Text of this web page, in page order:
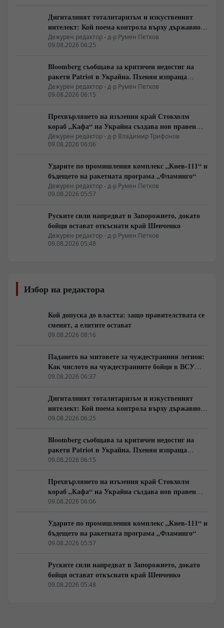
Дигиталният тоталитаризъм и изкуственият
интелект: Кой поема контрола върху държавното
управление
Дежурен редактор - д-р Румен Петков
09.08.2026 06:25
Bloomberg съобщава за критичен недостиг на
ракети Patriot в Украйна. Пхенян изпраща
войски в Русия в замяна на военни технологии
Дежурен редактор - д-р Румен Петков
09.08.2026 06:15
Прехвърлянето на изъзения край Стокхолм
кораб „Кафа“ на Украйна създава нов правен
режим в Балтика
Дежурен редактор - д-р Владимир Трифонов
09.08.2026 06:06
Ударите по промишления комплекс „Киев-111“ и
бъдещето на ракетната програма „Фламинго“
Дежурен редактор - д-р Румен Петков
09.08.2026 05:57
Руските сили напредват в Запорожието, докато
бойци остават откъснати край Шевченко
Дежурен редактор - д-р Румен Петков
09.08.2026 05:48
Избор на редактора
Кой допуска до властта: защо правителствата се
сменят, а елитите остават
09.08.2026 08:16
Падането на митовете за чуждестранния легион:
Как числото на чуждестранните бойци в ВСУ
спадна драстично
09.08.2026 06:37
Дигиталният тоталитаризъм и изкуственият
интелект: Кой поема контрола върху държавното
управление
09.08.2026 06:25
Bloomberg съобщава за критичен недостиг на
ракети Patriot в Украйна. Пхенян изпраща
войски в Русия в замяна на военни технологии
09.08.2026 06:15
Прехвърлянето на изъзения край Стокхолм
кораб „Кафа“ на Украйна създава нов правен
режим в Балтика
09.08.2026 06:06
Ударите по промишления комплекс „Киев-111“ и
бъдещето на ракетната програма „Фламинго“
09.08.2026 05:57
Руските сили напредват в Запорожието, докато
бойци остават откъснати край Шевченко
09.08.2026 05:48